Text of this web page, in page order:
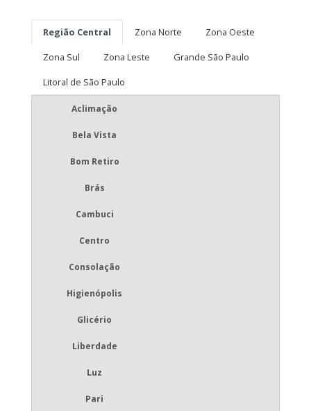
Região Central Zona Norte
Zona Oeste
Zona Sul
Zona Leste
Grande São Paulo
Litoral de São Paulo
Aclimação
Bela Vista
Bom Retiro
Brás
Cambuci
Centro
Consolação
Higienópolis
Glicério
Liberdade
Luz
Pari